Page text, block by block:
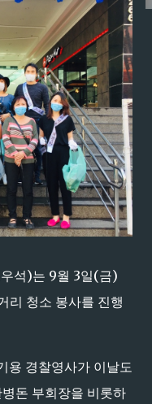
석)는 9월 3일(금)
리 청소 봉사를 진행
용 경찰영사가 이날도
돈 부회장을 비롯하